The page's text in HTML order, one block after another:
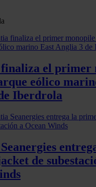
el primer
eólico
Iberdrola
de